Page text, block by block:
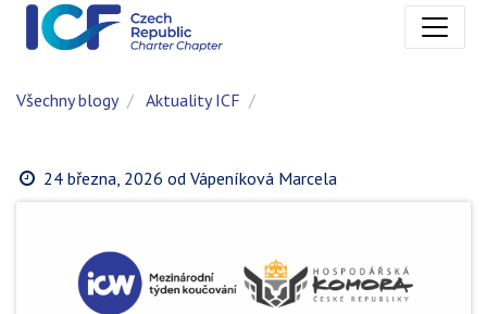
Všechny blogy Aktuality ICF
24 března, 2026 od Vápeníková Marcela